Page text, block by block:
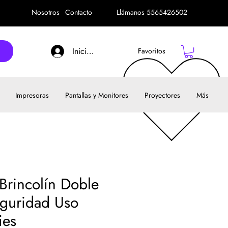
Nosotros Contacto Llámanos 5565426502
Iniciar sesión Favoritos
Impresoras Pantallas y Monitores Proyectores Más
Doble
Uso